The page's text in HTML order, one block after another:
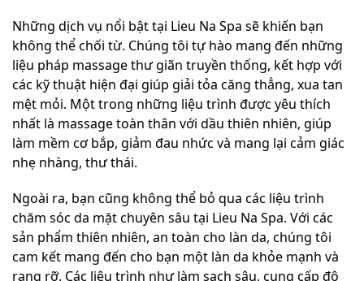
Những dịch vụ nổi bật tại Lieu Na Spa sẽ khiến bạn
không thể chối từ. Chúng tôi tự hào mang đến những
liệu pháp massage thư giãn truyền thống, kết hợp với
các kỹ thuật hiện đại giúp giải tỏa căng thẳng, xua tan
mệt mỏi. Một trong những liệu trình được yêu thích
nhất là massage toàn thân với dầu thiên nhiên, giúp
làm mềm cơ bắp, giảm đau nhức và mang lại cảm giác
nhẹ nhàng, thư thái.
Ngoài ra, bạn cũng không thể bỏ qua các liệu trình
chăm sóc da mặt chuyên sâu tại Lieu Na Spa. Với các
sản phẩm thiên nhiên, an toàn cho làn da, chúng tôi
cam kết mang đến cho bạn một làn da khỏe mạnh và
rạng rỡ. Các liệu trình như làm sạch sâu, cung cấp độ